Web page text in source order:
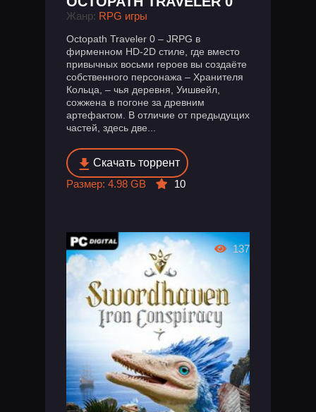
Жанр: RPG игры
Octopath Traveler 0 – JRPG в
фирменном HD-2D стиле, где вместо
привычных восьми героев вы создаёте
собственного персонажа – Хранителя
Кольца, – чья деревня, Уишвейл,
сожжена в погоне за древним
артефактом. В отличие от предыдущих
частей, здесь две...
Скачать торрент
Размер: 4.98 GB
10
137